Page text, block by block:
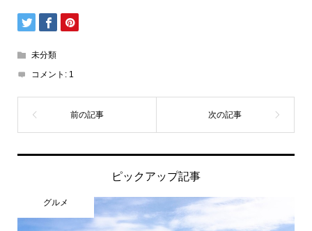
未分類
コメント: 1
ピックアップ記事
グルメ